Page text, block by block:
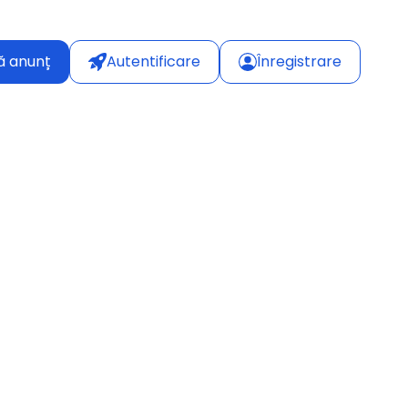
anunț Autentificare Înregistrare